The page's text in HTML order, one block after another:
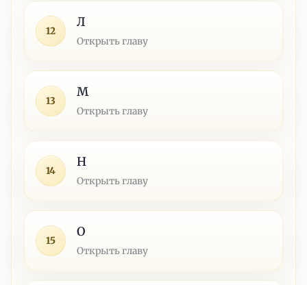
12
Л
Открыть главу
13
М
Открыть главу
14
Н
Открыть главу
15
О
Открыть главу